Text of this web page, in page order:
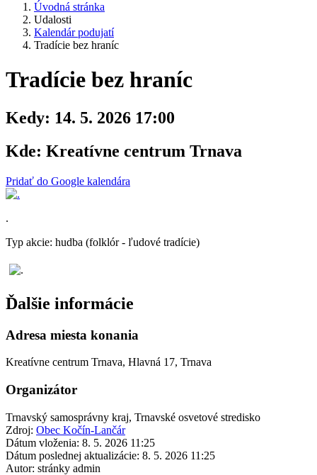
Úvodná stránka
Udalosti
Kalendár podujatí
Tradície bez hraníc
Tradície bez hraníc
Kedy: 14. 5. 2026 17:00
Kde: Kreatívne centrum Trnava
Pridať do Google kalendára
.
Typ akcie: hudba (folklór - ľudové tradície)
Ďalšie informácie
Adresa miesta konania
Kreatívne centrum Trnava, Hlavná 17, Trnava
Organizátor
Trnavský samosprávny kraj, Trnavské osvetové stredisko
Zdroj: Obec Kočín-Lančár
Dátum vloženia: 8. 5. 2026 11:25
Dátum poslednej aktualizácie: 8. 5. 2026 11:25
Autor: stránky admin